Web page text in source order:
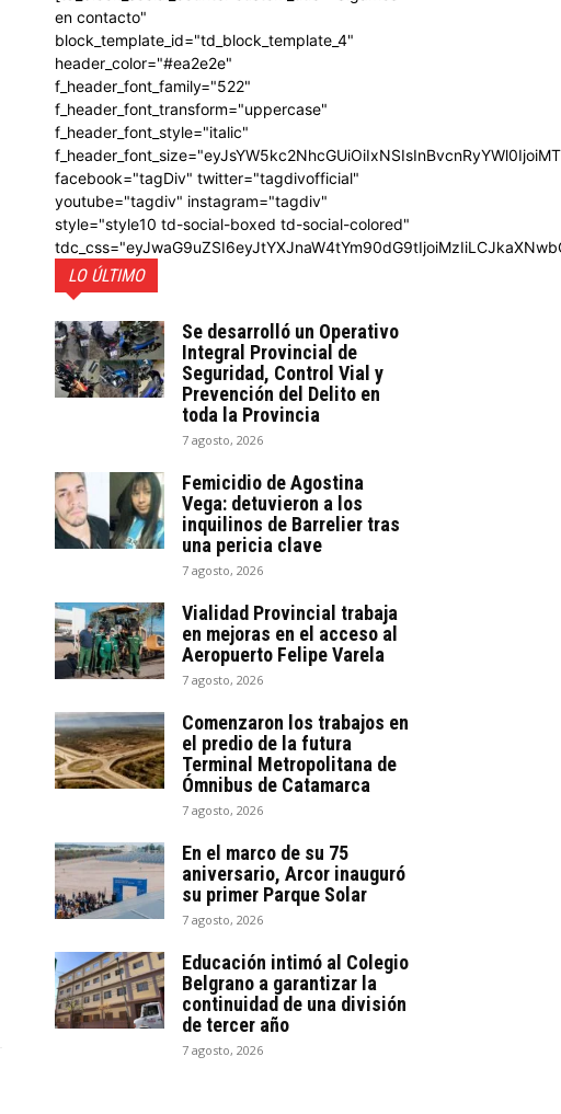
en contacto"
block_template_id="td_block_template_4"
header_color="#ea2e2e"
f_header_font_family="522"
f_header_font_transform="uppercase"
f_header_font_style="italic"
facebook="tagDiv" twitter="tagdivofficial"
youtube="tagdiv" instagram="tagdiv"
style="style10 td-social-boxed td-social-colored"
LO ÚLTIMO
Se desarrolló un Operativo
Integral Provincial de
Seguridad, Control Vial y
Prevención del Delito en
toda la Provincia
7 agosto, 2026
Femicidio de Agostina
Vega: detuvieron a los
inquilinos de Barrelier tras
una pericia clave
7 agosto, 2026
Vialidad Provincial trabaja
en mejoras en el acceso al
Aeropuerto Felipe Varela
7 agosto, 2026
Comenzaron los trabajos en
el predio de la futura
Terminal Metropolitana de
Ómnibus de Catamarca
7 agosto, 2026
En el marco de su 75
aniversario, Arcor inauguró
su primer Parque Solar
7 agosto, 2026
Educación intimó al Colegio
Belgrano a garantizar la
continuidad de una división
de tercer año
7 agosto, 2026